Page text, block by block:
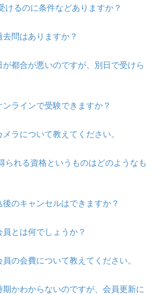
けるのに条件などありますか？
問はありますか？
都合が悪いのですが、別日で受けら
ラインで受験できますか？
ラについて教えてください。
られる資格というものはどのようなも
のキャンセルはできますか？
とは何でしょうか？
の会費について教えてください。
かわからないのですが、会員更新に